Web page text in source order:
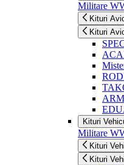
Militare
Kituri
Kituri
Kituri
Militare
Kituri
Kituri